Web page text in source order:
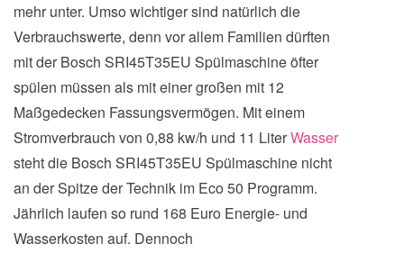
mehr unter. Umso wichtiger sind natürlich die
Verbrauchswerte, denn vor allem Familien dürften
mit der Bosch SRI45T35EU Spülmaschine öfter
spülen müssen als mit einer großen mit 12
Maßgedecken Fassungsvermögen. Mit einem
Stromverbrauch von 0,88 kw/h und 11 LiterWasser
steht die Bosch SRI45T35EU Spülmaschine nicht
an der Spitze der Technik im Eco 50 Programm.
Jährlich laufen so rund 168 Euro Energie- und
Wasserkosten auf. Dennoch